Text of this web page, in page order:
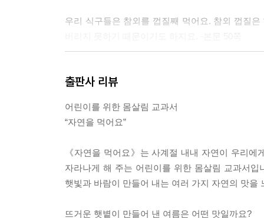
우리 식구들은 참외를 껍질째 먹어요. 참외 껍질
운 나시라고 텃밭이 키워 주는 선물은 아욱이지요.
할머니는 가지가 정말 좋은 채소래요. 위장병에
- 본문 80쪽
할머니는 사람들이 혼자만 먹으려고 싹쓸이를 하
출판사 리뷰
어린이를 위한 몸살림 교과서
“자연을 먹어요”
《자연을 먹어요》는 사계절 내내 자연이 우리
자라나게 해 주는 어린이를 위한 몸살림 교과서
햇빛과 바람이 만들어 내는 여러 가지 자연의 맛을
뜨거운 햇볕이 만들어 낸 여름은 어떤 맛일까요?